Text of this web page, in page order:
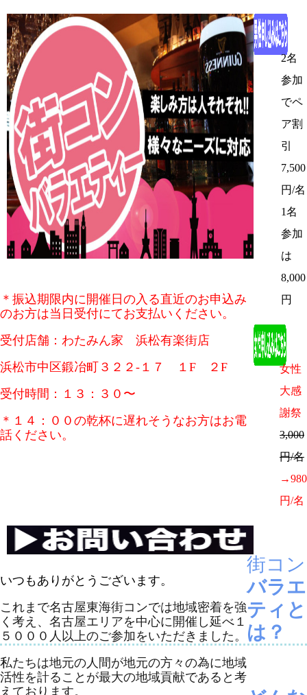
＊振込期限内に開催日の入る直近のお申込み
のお方は当日受付にてお支払いください。
受付店舗：わたみん家 浜松有楽街店
浜松市中区鍛冶町３２２‐１７ １F ２F
受付時間：１３：３０〜
＊１４：００の乾杯に遅れそうなお方はお電
話ください。
2名
参加
でペ
ア割
引
7,500
円/名
1名
参加
は
8,000
円
女性
大感
謝祭
3,000
円/名
→980
円/名
いつもありがとうございます。
これまで名古屋東海街コンでは地域密着を強
く考え、 名古屋エリアを中心に開催し延べ１
５０００人以上のご参加をいただきました。
私たちは地元の人間が地元の方々の為に地域
活性を計ることが最大の地域貢献であると考
えております。
街コン
バラエ
ティと
は？